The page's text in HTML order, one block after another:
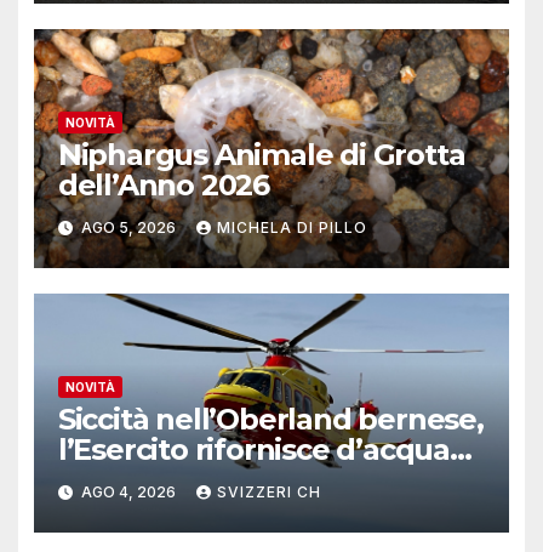
NOVITÀ
Niphargus Animale di Grotta
dell’Anno 2026
AGO 5, 2026 MICHELA DI PILLO
NOVITÀ
Siccità nell’Oberland bernese,
l’Esercito rifornisce d’acqua
due alpeggi
AGO 4, 2026 SVIZZERI CH